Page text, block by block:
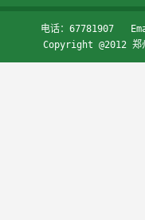
电话：67781907
Copyright @2012